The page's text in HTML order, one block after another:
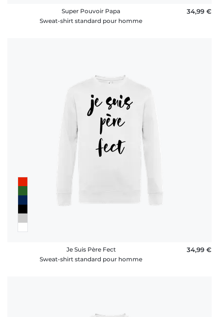
Super Pouvoir Papa
Sweat-shirt standard pour homme
34,99 €
Je Suis Père Fect
Sweat-shirt standard pour homme
34,99 €